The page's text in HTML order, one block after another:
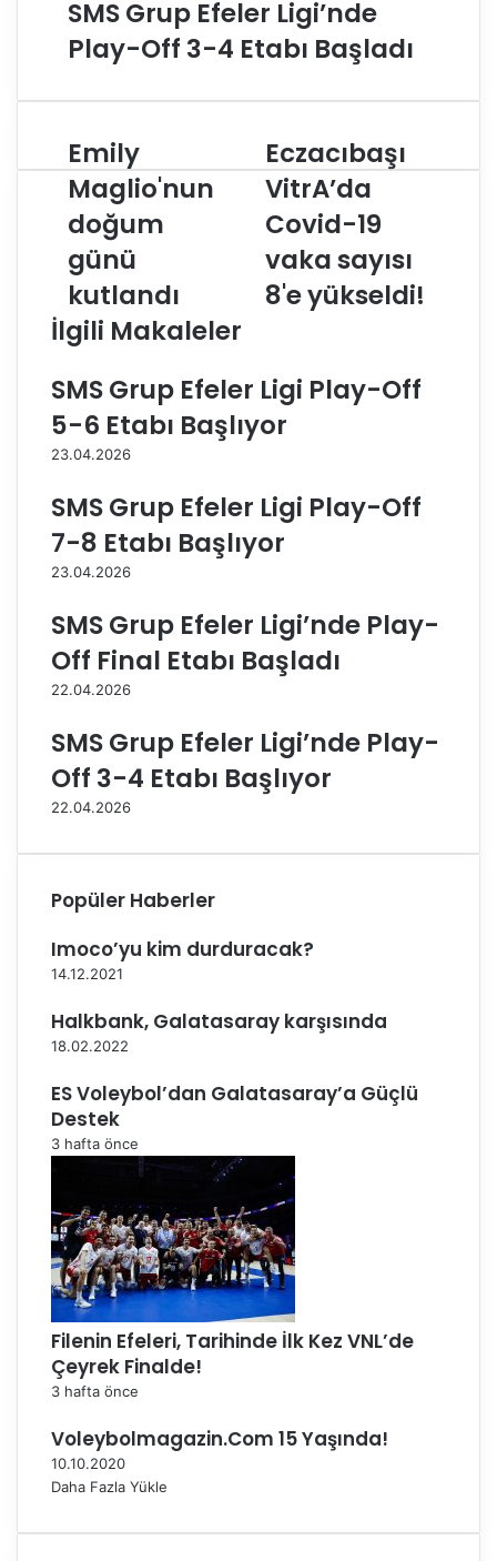
SMS Grup Efeler Ligi’nde
Play-Off 3-4 Etabı Başladı
E
m
l
M
a
g
l
o
'
n
u
d
o
ğ
u
g
ü
n
ü
t
l
a
Emily
Maglio'nun
doğum
günü
kutlandı
E
c
z
a
ı
b
a
V
i
t
’
d
a
v
i
d
9
v
a
k
e
k
!
Eczacıbaşı
VitrA’da
Covid-19
vaka sayısı
8'e yükseldi!
İlgili Makaleler
SMS Grup Efeler Ligi Play-Off
5-6 Etabı Başlıyor
23.04.2026
SMS Grup Efeler Ligi Play-Off
7-8 Etabı Başlıyor
23.04.2026
SMS Grup Efeler Ligi’nde Play-
Off Final Etabı Başladı
22.04.2026
SMS Grup Efeler Ligi’nde Play-
Off 3-4 Etabı Başlıyor
22.04.2026
Popüler Haberler
Imoco’yu kim durduracak?
14.12.2021
Halkbank, Galatasaray karşısında
18.02.2022
ES Voleybol’dan Galatasaray’a Güçlü
Destek
3 hafta önce
Filenin Efeleri, Tarihinde İlk Kez VNL’de
Çeyrek Finalde!
3 hafta önce
Voleybolmagazin.Com 15 Yaşında!
10.10.2020
Daha Fazla Yükle